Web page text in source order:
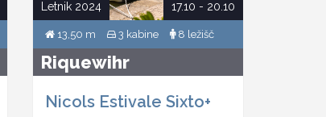
17.10 - 20.10
Letnik 2024
13,50 m 3 kabine 8 ležišč
Riquewihr
Nicols Estivale Sixto+